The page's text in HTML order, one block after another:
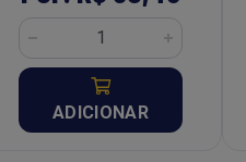
ADICIONAR